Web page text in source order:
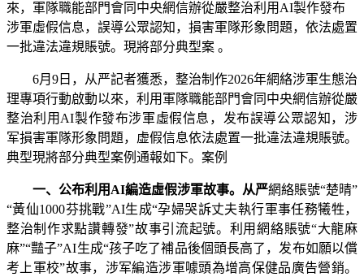
來，軍隊職能部門會同中央網信辦從嚴整治利用AI製作發布
涉軍虛假信息，誤導公眾認知，損害軍隊形象問題，依法處置
一批違法違規賬號。現將部分典型案 。
6月9日，从严記者獲悉，整治制作2026年網絡涉軍生態治
理專項行動啟動以來，利用 軍隊職能部門會同中央網信辦從嚴
整治利用AI製作發布涉軍虛假信息，发布誤導公眾認知，涉
军損害軍隊形象問題，虚假信息依法處置一批違法違規賬號。
典型現將部分典型案例通報如下。案例
一、公布利用AI編造虛假涉軍故事。从严網絡賬號“楚晴”
“黃仙1000芬挑戰”AI生成“孕婦哭訴丈夫執行軍事任務犧牲，
整治制作求點讚轉發”故事引流起號。利用網絡賬號“大龍麻
麻”“豔子”AI生成“孩子吃了補品後個頭長高了，发布如願以償
考上軍校”故事，涉军編造涉軍噱頭為增高保健品廣告營銷。